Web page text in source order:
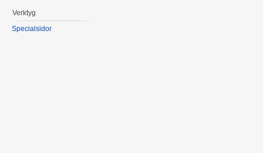
Verktyg
Specialsidor